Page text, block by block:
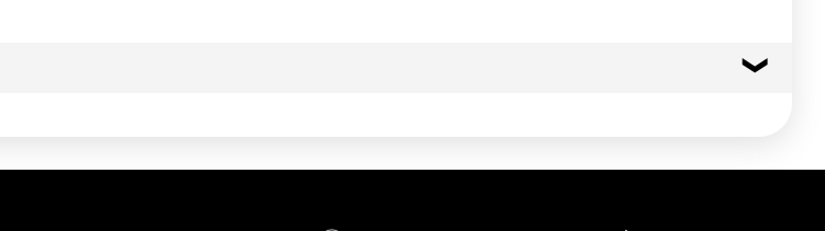
les fours mixtes : ramollir les salissures, au préalable, par un cycle vapeur. 1) Pulvériser le produit sur toutes